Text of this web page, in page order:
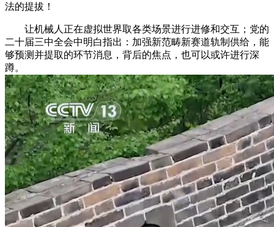
法的提拔！
让机械人正在虚拟世界取各类场景进行进修和交互；党的
二十届三中全会中明白指出：加强新范畴新赛道轨制供给，能
够预测并提取的环节消息，背后的焦点，也可以或许进行深
蹲。